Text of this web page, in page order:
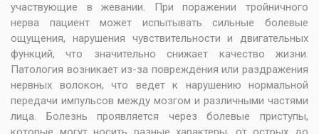
участвующие в жевании. При поражении тройничного
нерва пациент может испытывать сильные болевые
ощущения, нарушения чувствительности и двигательных
функций, что значительно снижает качество жизни.
Патология возникает из-за повреждения или раздражения
нервных волокон, что ведет к нарушению нормальной
передачи импульсов между мозгом и различными частями
лица. Болезнь проявляется через болевые приступы,